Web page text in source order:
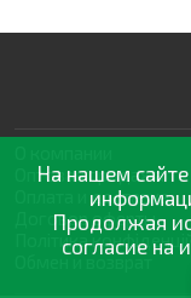
Оптовая продажа
Оплата и доставка
Договор оферты
Політика
Обмен и возврат
На нашем
Продолжая
согласие на